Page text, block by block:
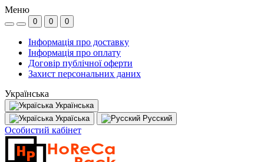
Меню
0 0 0
Інформація про доставку
Інформація про оплату
Договір публічної оферти
Захист персональних даних
Українська
Українська
Україська
Русский
Особистий кабінет